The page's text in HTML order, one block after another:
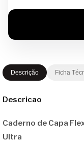
Descrição Ficha
Descricao
Caderno de Capa
Ultra